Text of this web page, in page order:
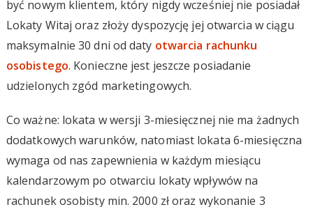
być nowym klientem, który nigdy wcześniej nie posiadał
Lokaty Witaj oraz złoży dyspozycję jej otwarcia w ciągu
maksymalnie 30 dni od daty otwarcia rachunku
osobistego. Konieczne jest jeszcze posiadanie
udzielonych zgód marketingowych.
Co ważne: lokata w wersji 3-miesięcznej nie ma żadnych
dodatkowych warunków, natomiast lokata 6-miesięczna
wymaga od nas zapewnienia w każdym miesiącu
kalendarzowym po otwarciu lokaty wpływów na
rachunek osobisty min. 2000 zł oraz wykonanie 3